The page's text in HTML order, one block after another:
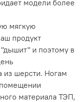
модели более
мягкую
продукт
и поэтому в
из шерсти. Ногам
материала ТЭП,